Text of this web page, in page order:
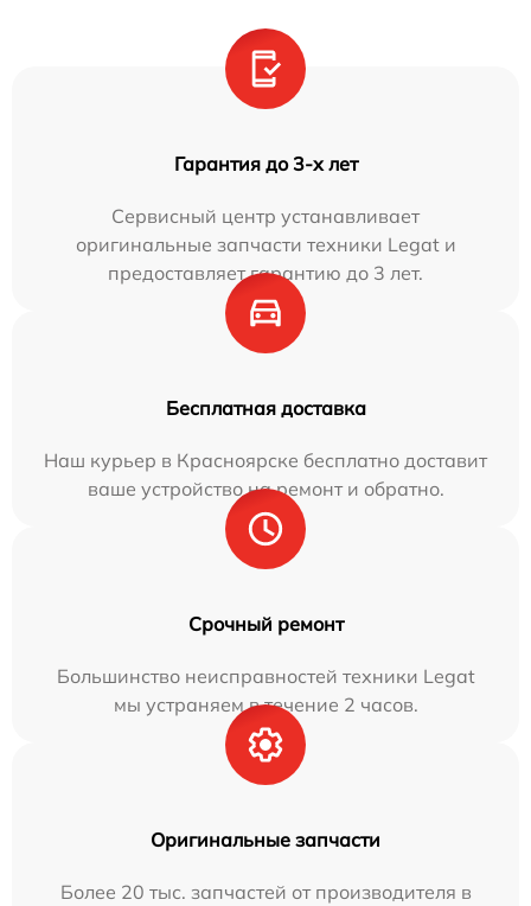
Гарантия до 3-х лет
Сервисный центр устанавливает
оригинальные запчасти техники Legat и
предоставляет гарантию до 3 лет.
Бесплатная доставка
Наш курьер в Красноярске бесплатно доставит
ваше устройство на ремонт и обратно.
Срочный ремонт
Большинство неисправностей техники Legat
мы устраняем в течение 2 часов.
Оригинальные запчасти
Более 20 тыс. запчастей от производителя в